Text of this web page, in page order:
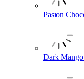
Pasıon
Dark